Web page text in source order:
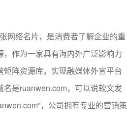
网络名片，是消费者了解企业的重
作为一家具有海内外广泛影响力
阵资源库，实现融媒体外宣平台
是ruanwen.com，可以说软文发
，公司拥有专业的营销策